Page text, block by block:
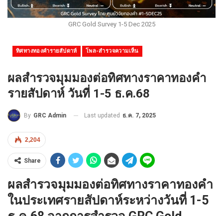
GRC Gold Survey 1-5 Dec 2025
ทิศทางทองคำรายสัปดาห์ โพล-สำรวจความเห็น
ผลสำรวจมุมมองต่อทิศทางราคาทองคำ
รายสัปดาห์ วันที่ 1-5 ธ.ค.68
By GRC Admin Last updated ธ.ค. 7, 2025
2,204
Share
ผลสำรวจมุมมองต่อทิศทางราคาทองคำ
ในประเทศรายสัปดาห์ระหว่างวันที่ 1-5